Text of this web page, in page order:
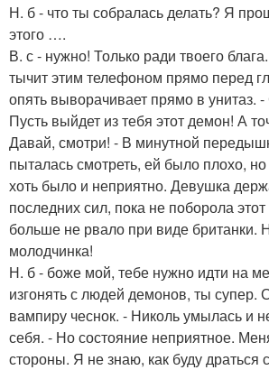
Н. б - что ты собралась делать? Я
этого ….
В. с - нужно! Только ради твоего
тычит этим телефоном прямо перед
опять выворачивает прямо в унитаз.
Пусть выйдет из тебя этот демон! А
Давай, смотри! - В минутной
пыталась смотреть, ей было плохо,
хоть было и неприятно. Девушка
последних сил, пока не поборола
больше не рвало при виде британки.
молодчинка!
Н. б - боже мой, тебе нужно идти на
изгонять с людей демонов, ты супер.
вампиру чеснок. - Николь умылась и
себя. - Но состояние неприятное.
стороны. Я не знаю, как буду драться